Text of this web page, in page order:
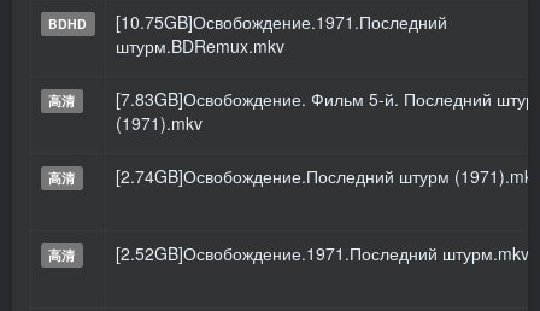
BDHD
[10.75GB]Освобождение.1971.Последний
штурм.BDRemux.mkv
高清
[7.83GB]Освобождение. Фильм 5-й. Последний
(1971).mkv
高清 [2.74GB]Освобождение.Последний штурм (1971).mkv
高清 [2.52GB]Освобождение.1971.Последний штурм.mkv